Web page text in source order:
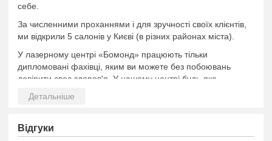
себе.
За численними проханнями і для зручності своїх клієнтів,
ми відкрили 5 салонів у Києві (в різних районах міста).
У лазерному центрі «Бомонд» працюють тільки
дипломовані фахівці, яким ви можете без побоювань
довірити своє здоров'я. У нашому центрі будь-яка
процедура проводиться на новітньому обладнанні
Відгуки